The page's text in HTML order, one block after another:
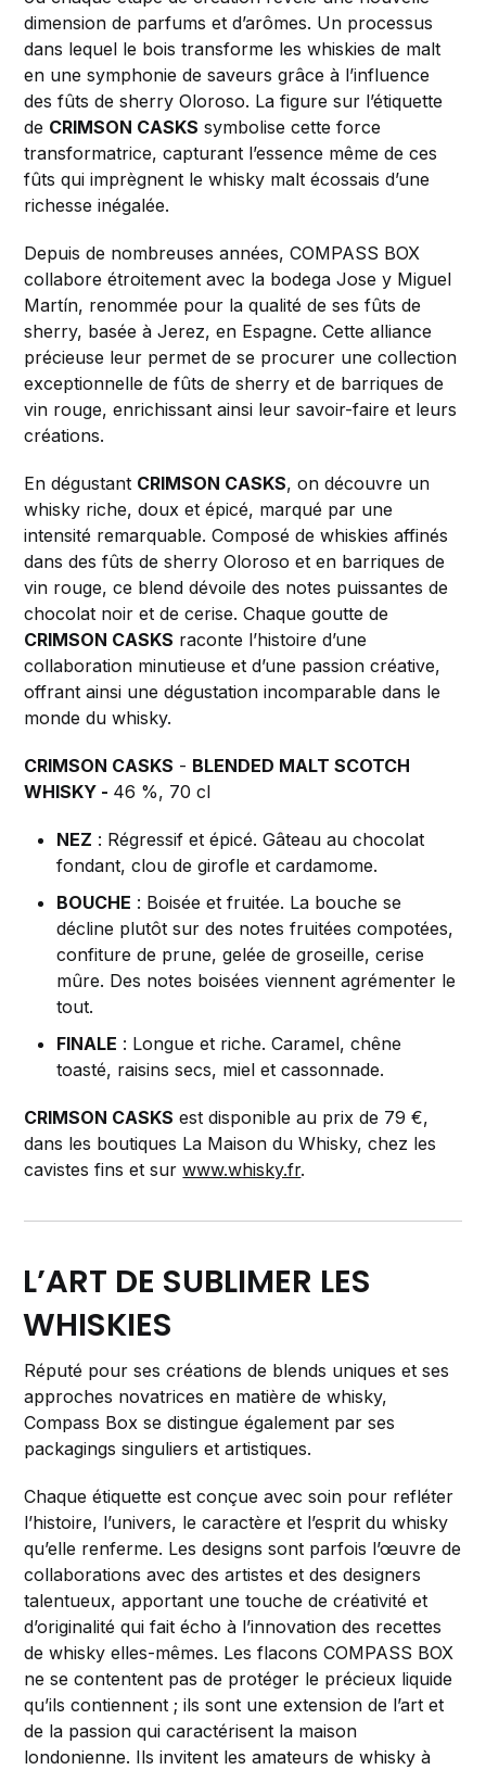
dimension de parfums et d’arômes. Un processus
dans lequel le bois transforme les whiskies de malt
en une symphonie de saveurs grâce à l’influence
des fûts de sherry Oloroso. La figure sur l’étiquette
de CRIMSON CASKS symbolise cette force
transformatrice, capturant l’essence même de ces
fûts qui imprègnent le whisky malt écossais d’une
richesse inégalée.
Depuis de nombreuses années, COMPASS BOX
collabore étroitement avec la bodega Jose y Miguel
Martín, renommée pour la qualité de ses fûts de
sherry, basée à Jerez, en Espagne. Cette alliance
précieuse leur permet de se procurer une collection
exceptionnelle de fûts de sherry et de barriques de
vin rouge, enrichissant ainsi leur savoir-faire et leurs
créations.
En dégustant CRIMSON CASKS, on découvre un
whisky riche, doux et épicé, marqué par une
intensité remarquable. Composé de whiskies affinés
dans des fûts de sherry Oloroso et en barriques de
vin rouge, ce blend dévoile des notes puissantes de
chocolat noir et de cerise. Chaque goutte de
CRIMSON CASKS raconte l’histoire d’une
collaboration minutieuse et d’une passion créative,
offrant ainsi une dégustation incomparable dans le
monde du whisky.
CRIMSON CASKS - BLENDED MALT SCOTCH
WHISKY - 46 %, 70 cl
NEZ : Régressif et épicé. Gâteau au chocolat
fondant, clou de girofle et cardamome.
BOUCHE : Boisée et fruitée. La bouche se
décline plutôt sur des notes fruitées compotées,
confiture de prune, gelée de groseille, cerise
mûre. Des notes boisées viennent agrémenter le
tout.
FINALE : Longue et riche. Caramel, chêne
toasté, raisins secs, miel et cassonnade.
CRIMSON CASKS est disponible au prix de 79 €,
dans les boutiques La Maison du Whisky, chez les
cavistes fins et surwww.whisky.fr.
L’ART DE SUBLIMER LES
WHISKIES
Réputé pour ses créations de blends uniques et ses
approches novatrices en matière de whisky,
Compass Box se distingue également par ses
packagings singuliers et artistiques.
Chaque étiquette est conçue avec soin pour refléter
l’histoire, l’univers, le caractère et l’esprit du whisky
qu’elle renferme. Les designs sont parfois l’œuvre de
collaborations avec des artistes et des designers
talentueux, apportant une touche de créativité et
d’originalité qui fait écho à l’innovation des recettes
de whisky elles-mêmes. Les flacons COMPASS BOX
ne se contentent pas de protéger le précieux liquide
qu’ils contiennent ; ils sont une extension de l’art et
de la passion qui caractérisent la maison
londonienne. Ils invitent les amateurs de whisky à